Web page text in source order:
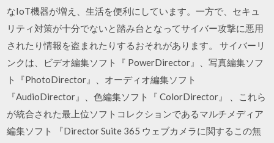
なIoT機器が増え、生活を便利にしています。一方で、セキュ
リティ対策が十分でないと踏み台となってサイバー攻撃に悪用
されたり情報を盗まれたりするおそれがあります。 サイバーリ
ンクは、ビデオ編集ソフト『 PowerDirector』、写真編集ソフ
ト『PhotoDirector』、オーディオ編集ソフト
『AudioDirector』、色編集ソフト『 ColorDirector』 、これら
が統合された最上位ソフトコレクションであるマルチメディア
編集ソフト 『Director Suite 365 ウェブカメラに関するこの無